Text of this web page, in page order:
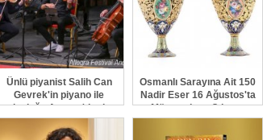
Ünlü piyanist Salih Can
Gevrek'in piyano ile
yolculuğu Avrupa'da ritm
kazanıyor
Osmanlı Sarayına Ait 150
Nadir Eser 16 Ağustos'ta
Müzayedeye Çıkıyor